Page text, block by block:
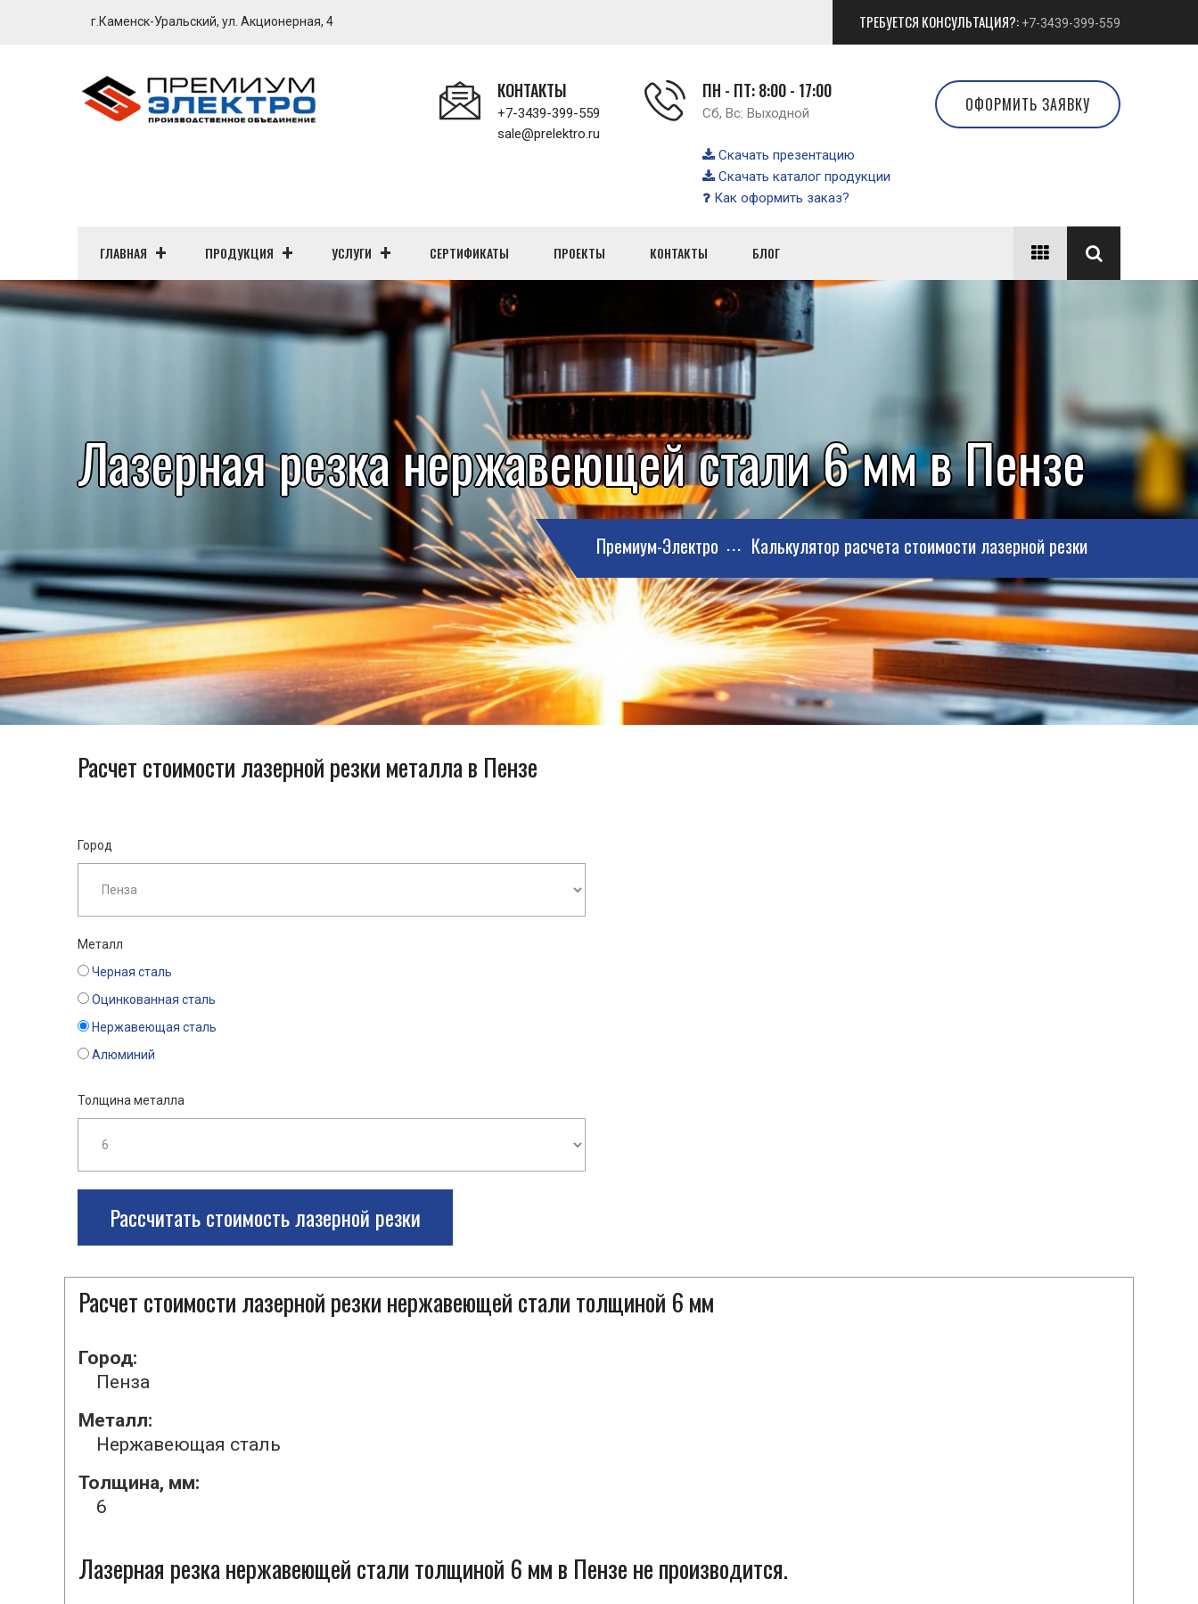
г.Каменск-Уральский, ул. Акционерная, 4 ТРЕБУЕТСЯ КОНСУЛЬТАЦИЯ?: +7-3439-399-559
КОНТАКТЫ
+7-3439-399-559
sale@prelektro.ru
ПН - ПТ: 8:00 - 17:00
Сб, Вс: Выходной
Скачать презентацию
Скачать каталог продукции
Как оформить заказ?
ОФОРМИТЬ ЗАЯВКУ
ГЛАВНАЯ ПРОДУКЦИЯ УСЛУГИ СЕРТИФИКАТЫ ПРОЕКТЫ КОНТАКТЫ БЛОГ
Лазерная резка нержавеющей стали 6 мм в Пензе
Премиум-Электро Калькулятор расчета стоимости лазерной резки
Расчет стоимости лазерной резки металла в Пензе
Город
Металл
Черная сталь
Оцинкованная сталь
Нержавеющая сталь
Алюминий
Толщина металла
Рассчитать стоимость лазерной резки
Расчет стоимости лазерной резки нержавеющей стали толщиной 6 мм
Город:
Пенза
Металл:
Нержавеющая сталь
Толщина, мм:
6
Лазерная резка нержавеющей стали толщиной 6 мм в Пензе не производится.